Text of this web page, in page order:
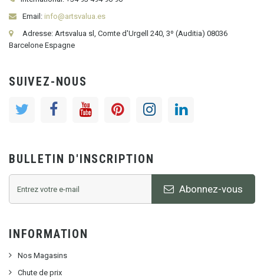
Email: info@artsvalua.es
Adresse: Artsvalua sl, Comte d'Urgell 240, 3º (Auditia) 08036
Barcelone Espagne
SUIVEZ-NOUS
BULLETIN D'INSCRIPTION
Abonnez-vous
INFORMATION
Nos Magasins
Chute de prix